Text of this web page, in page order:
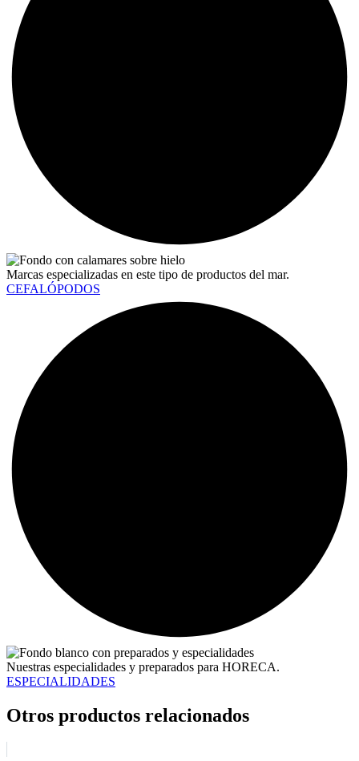
Marcas especializadas en este tipo de productos del mar.
CEFALÓPODOS
Nuestras especialidades y preparados para HORECA.
ESPECIALIDADES
Otros productos relacionados